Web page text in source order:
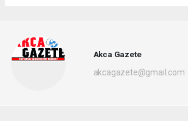
Akca Gazete
akcagazete@gmail.com